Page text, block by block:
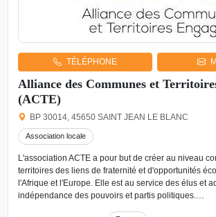
TÉLÉPHONE
Alliance des Communes et
(ACTE)
BP 30014, 45650 SAINT JEAN LE BLANC
Association locale
L'association ACTE a pour but de créer au niveau
territoires des liens de fraternité et d'opportunités
l'Afrique et l'Europe. Elle est au service des élus et
indépendance des pouvoirs et partis politiques.…